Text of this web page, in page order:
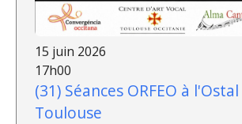
15 juin 2026
17h00
(31) Séances ORFEO à
Toulouse